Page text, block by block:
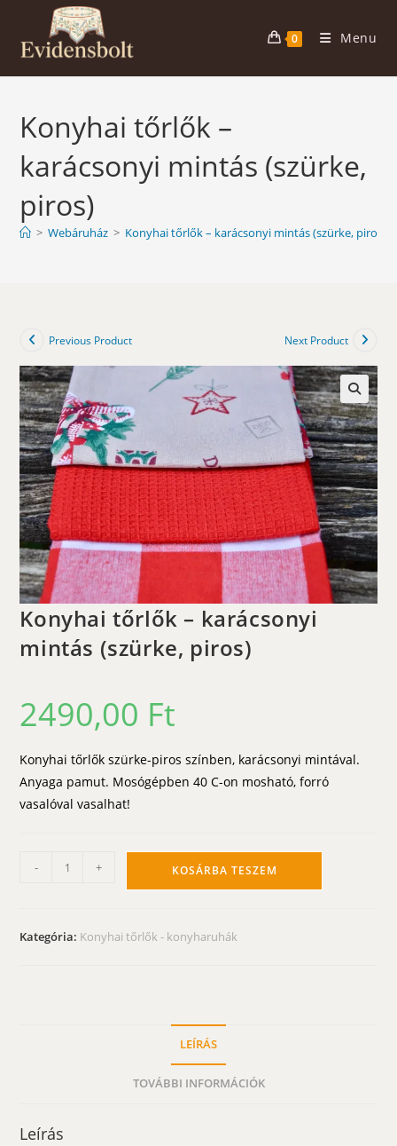
content
0 Menu
Konyhai tőrlők –
karácsonyi mintás (szürke,
piros)
> Webáruház > Konyhai tőrlők – karácsonyi mintás (szürke, piros)
Previous Product Next Product
🔍
Konyhai tőrlők – karácsonyi
mintás (szürke, piros)
2490,00 Ft
Konyhai tőrlők szürke-piros színben, karácsonyi mintával.
Anyaga pamut. Mosógépben 40 C-on mosható, forró
vasalóval vasalhat!
Konyhai
karácsonyi
- + KOSÁRBA TESZEM
Kategória: Konyhai tőrlők - konyharuhák
LEÍRÁS
TOVÁBBI INFORMÁCIÓK
Leírás